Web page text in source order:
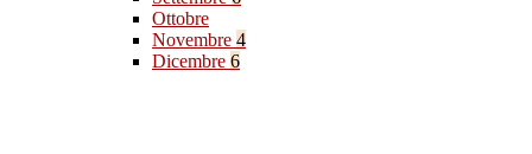
Ottobre
Novembre 4
Dicembre 6